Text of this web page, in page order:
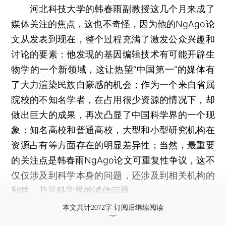
河北科技大学的韩春雨副教授这几个月来成了
媒体关注的焦点，这也不奇怪，因为他的NgAgo论
文从发表到现在，整个过程充满了激发公众兴趣和
讨论的要素：他发现的基因编辑技术有可能开辟生
物学的一个新领域，这让热望“中国第一”的媒体有
了大力渲染民族自豪感的机会；作为一个来自省属
院校的不知名学者，在占用很少资源的情况下，却
做出巨大的成果，再次凸显了中国科学界的一个现
象：知名高校和普通高校，大型和小型研究机构在
资源占有等方面存在的明显差异性；当然，最重要
的关注点是韩春雨NgAgo论文可重复性争议，这不
仅仅涉及到科学本身的问题，还涉及到相关机构的
利益，乃至科学界的诚信问题。
本文共计2072字 订阅后继续阅读